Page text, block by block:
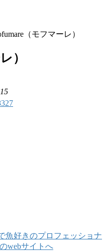
）